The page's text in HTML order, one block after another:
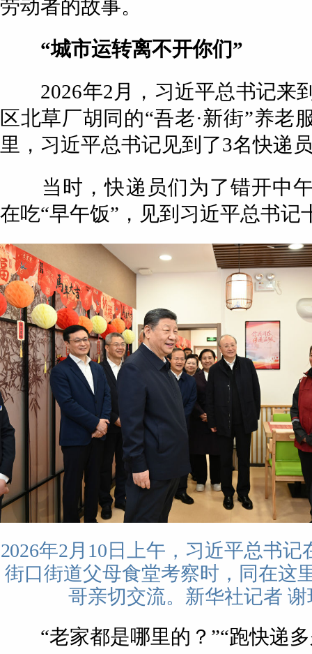
劳动者的故事。
“城市运转离不开你们”
2026年2月，习近平总书记来
区北草厂胡同的“吾老·新街”养老
里，习近平总书记见到了3名快递
当时，快递员们为了错开中午
在吃“早午饭”，见到习近平总书记
2026年2月10日上午，习近平总书
街口街道父母食堂考察时，同在这
哥亲切交流。新华社记者
“老家都是哪里的？”“跑快递多